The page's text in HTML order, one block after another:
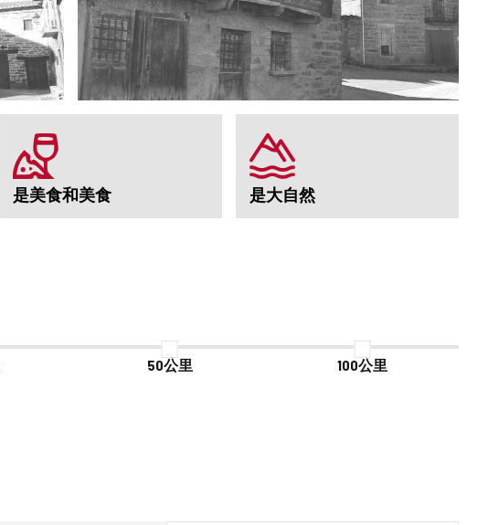
是美食和美食 是大自然
50公里 100公里